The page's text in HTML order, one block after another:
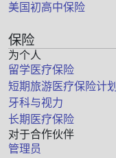
美国初高中保险
保险
为个人
留学医疗保险
短期旅游医疗保险计划
牙科与视力
长期医疗保险
对于合作伙伴
管理员